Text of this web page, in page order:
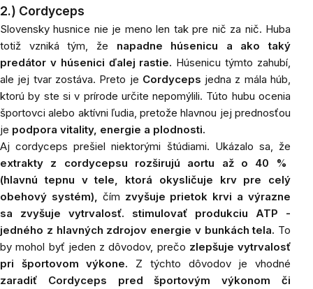
2.) Cordyceps
Slovensky husnice nie je meno len tak pre nič za nič. Huba
totiž vzniká tým, že napadne húsenicu a ako taký
predátor v húsenici ďalej rastie. Húsenicu týmto zahubí,
ale jej tvar zostáva. Preto je Cordyceps jedna z mála húb,
ktorú by ste si v prírode určite nepomýlili. Túto hubu ocenia
športovci alebo aktívni ľudia, pretože hlavnou jej prednosťou
je podpora vitality, energie a plodnosti.
Aj cordyceps prešiel niektorými štúdiami. Ukázalo sa, že
extrakty z cordycepsu rozširujú aortu až o 40 %
(hlavnú tepnu v tele, ktorá okysličuje krv pre celý
obehový systém), čím zvyšuje prietok krvi a výrazne
sa zvyšuje vytrvalosť. stimulovať produkciu ATP -
jedného z hlavných zdrojov energie v bunkách tela. To
by mohol byť jeden z dôvodov, prečo zlepšuje vytrvalosť
pri športovom výkone. Z týchto dôvodov je vhodné
zaradiť Cordyceps pred športovým výkonom či